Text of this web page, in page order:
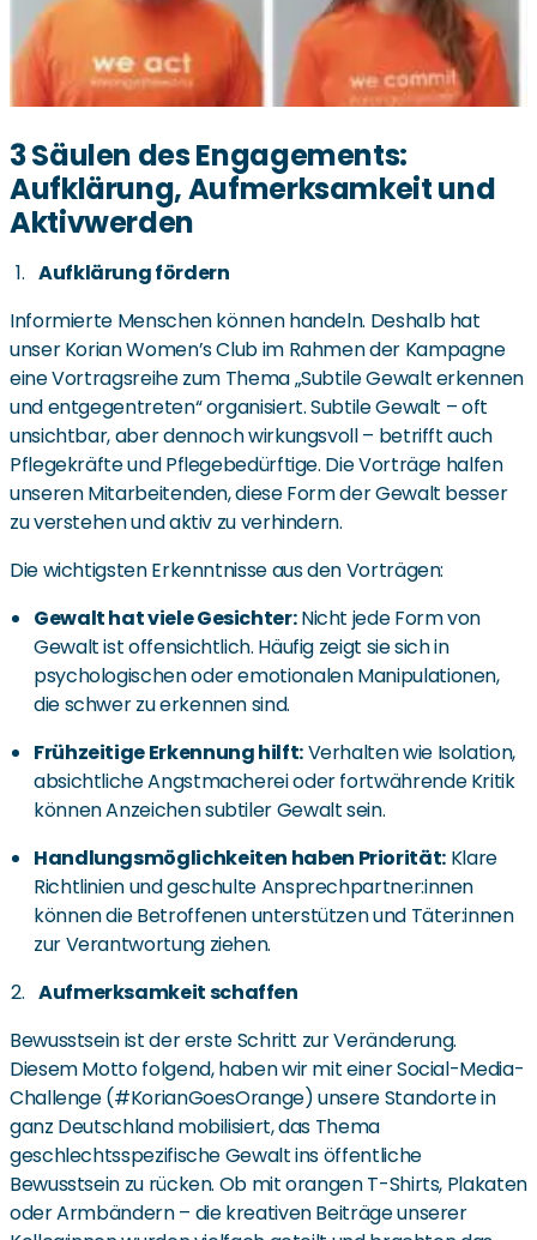
3 Säulen des Engagements:
Aufklärung, Aufmerksamkeit und
Aktivwerden
Aufklärung fördern
Informierte Menschen können handeln. Deshalb hat
unser Korian Women’s Club im Rahmen der Kampagne
eine Vortragsreihe zum Thema „Subtile Gewalt erkennen
und entgegentreten“ organisiert. Subtile Gewalt – oft
unsichtbar, aber dennoch wirkungsvoll – betrifft auch
Pflegekräfte und Pflegebedürftige. Die Vorträge halfen
unseren Mitarbeitenden, diese Form der Gewalt besser
zu verstehen und aktiv zu verhindern.
Die wichtigsten Erkenntnisse aus den Vorträgen:
Gewalt hat viele Gesichter:Nicht jede Form von
Gewalt ist offensichtlich. Häufig zeigt sie sich in
psychologischen oder emotionalen Manipulationen,
die schwer zu erkennen sind.
Frühzeitige Erkennung hilft:Verhalten wie Isolation,
absichtliche Angstmacherei oder fortwährende Kritik
können Anzeichen subtiler Gewalt sein.
Handlungsmöglichkeiten haben Priorität:Klare
Richtlinien und geschulte Ansprechpartner:innen
können die Betroffenen unterstützen und Täter:innen
zur Verantwortung ziehen.
Aufmerksamkeit schaffen
Bewusstsein ist der erste Schritt zur Veränderung.
Diesem Motto folgend, haben wir mit einer Social-Media-
Challenge (#KorianGoesOrange) unsere Standorte in
ganz Deutschland mobilisiert, das Thema
geschlechtsspezifische Gewalt ins öffentliche
Bewusstsein zu rücken. Ob mit orangen T-Shirts, Plakaten
oder Armbändern – die kreativen Beiträge unserer